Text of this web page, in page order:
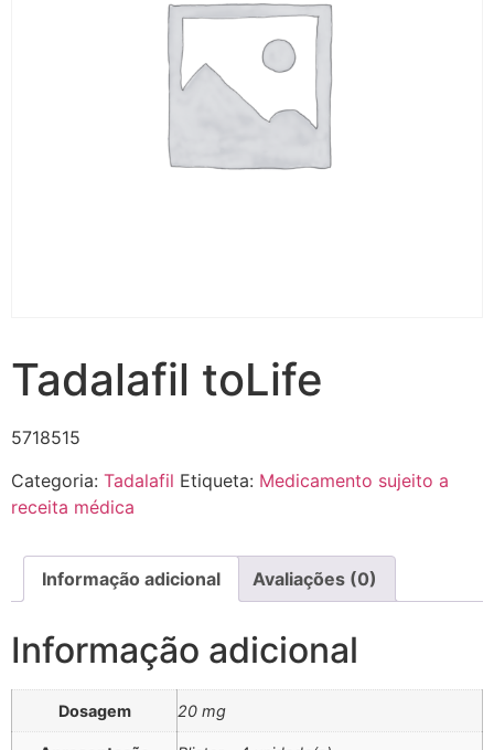
Tadalafil toLife
5718515
Categoria: Tadalafil Etiqueta: Medicamento sujeito a
receita médica
Informação adicional Avaliações (0)
Informação adicional
Dosagem 20 mg